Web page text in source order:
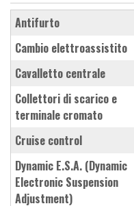
antifurto
cambio elettroassistito
cavalletto centrale
collettori di scarico e
terminale cromato
cruise control
dynamic E.S.A. (Dynamic
Electronic Suspension
Adjustment)